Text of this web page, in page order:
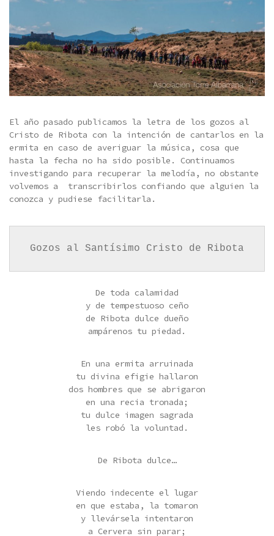
El año pasado publicamos la letra de los gozos al
Cristo de Ribota con la intención de cantarlos en la
ermita en caso de averiguar la música, cosa que
hasta la fecha no ha sido posible. Continuamos
investigando para recuperar la melodía, no obstante
volvemos a transcribirlos confiando que alguien la
conozca y pudiese facilitarla.
Gozos al Santísimo Cristo de Ribota
De toda calamidad
y de tempestuoso ceño
de Ribota dulce dueño
ampárenos tu piedad.
En una ermita arruinada
tu divina efigie hallaron
dos hombres que se abrigaron
en una recia tronada;
tu dulce imagen sagrada
les robó la voluntad.
De Ribota dulce…
Viendo indecente el lugar
en que estaba, la tomaron
y llevársela intentaron
a Cervera sin parar;